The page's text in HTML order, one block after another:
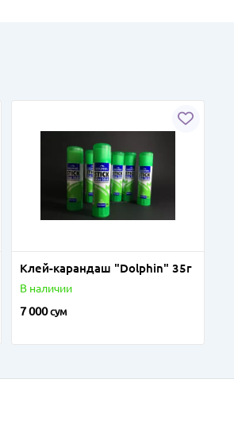
Клей-карандаш "Dolphin" 35г
В наличии
7 000сум